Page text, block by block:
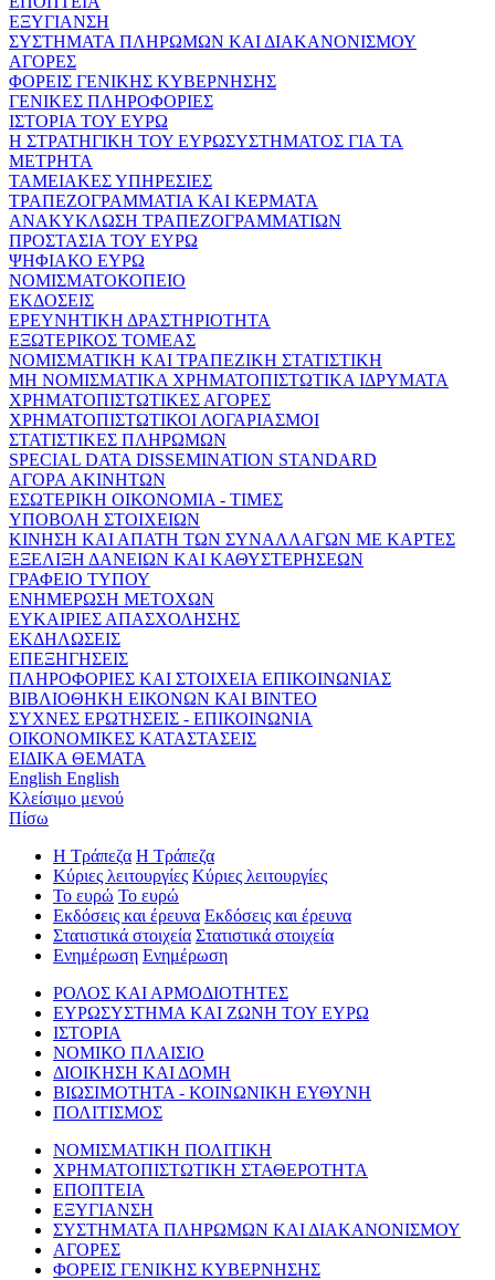
ΕΞΥΓΙΑΝΣΗ
ΣΥΣΤΗΜΑΤΑ ΠΛΗΡΩΜΩΝ ΚΑΙ ΔΙΑΚΑΝΟΝΙΣΜΟΥ
ΑΓΟΡΕΣ
ΦΟΡΕΙΣ ΓΕΝΙΚΗΣ ΚΥΒΕΡΝΗΣΗΣ
ΓΕΝΙΚΕΣ ΠΛΗΡΟΦΟΡΙΕΣ
ΙΣΤΟΡΙΑ ΤΟΥ ΕΥΡΩ
Η ΣΤΡΑΤΗΓΙΚΗ ΤΟΥ ΕΥΡΩΣΥΣΤΗΜΑΤΟΣ ΓΙΑ ΤΑ
ΜΕΤΡΗΤΑ
ΤΑΜΕΙΑΚΕΣ ΥΠΗΡΕΣΙΕΣ
ΤΡΑΠΕΖΟΓΡΑΜΜΑΤΙΑ ΚΑΙ ΚΕΡΜΑΤΑ
ΑΝΑΚΥΚΛΩΣΗ ΤΡΑΠΕΖΟΓΡΑΜΜΑΤΙΩΝ
ΠΡΟΣΤΑΣΙΑ ΤΟΥ ΕΥΡΩ
ΨΗΦΙΑΚΟ ΕΥΡΩ
ΝΟΜΙΣΜΑΤΟΚΟΠΕΙΟ
ΕΚΔΟΣΕΙΣ
ΕΡΕΥΝΗΤΙΚΗ ΔΡΑΣΤΗΡΙΟΤΗΤΑ
ΕΞΩΤΕΡΙΚΟΣ ΤΟΜΕΑΣ
ΝΟΜΙΣΜΑΤΙΚΗ ΚΑΙ ΤΡΑΠΕΖΙΚΗ ΣΤΑΤΙΣΤΙΚΗ
ΜΗ ΝΟΜΙΣΜΑΤΙΚΑ ΧΡΗΜΑΤΟΠΙΣΤΩΤΙΚΑ ΙΔΡΥΜΑΤΑ
ΧΡΗΜΑΤΟΠΙΣΤΩΤΙΚΕΣ ΑΓΟΡΕΣ
ΧΡΗΜΑΤΟΠΙΣΤΩΤΙΚΟΙ ΛΟΓΑΡΙΑΣΜΟΙ
ΣΤΑΤΙΣΤΙΚΕΣ ΠΛΗΡΩΜΩΝ
SPECIAL DATA DISSEMINATION STANDARD
ΑΓΟΡΑ ΑΚΙΝΗΤΩΝ
ΕΣΩΤΕΡΙΚΗ ΟΙΚΟΝΟΜΙΑ - ΤΙΜΕΣ
ΥΠΟΒΟΛΗ ΣΤΟΙΧΕΙΩΝ
ΚΙΝΗΣΗ ΚΑΙ ΑΠΑΤΗ ΤΩΝ ΣΥΝΑΛΛΑΓΩΝ ΜΕ ΚΑΡΤΕΣ
ΕΞΕΛΙΞΗ ΔΑΝΕΙΩΝ ΚΑΙ ΚΑΘΥΣΤΕΡΗΣΕΩΝ
ΓΡΑΦΕΙΟ ΤΥΠΟΥ
ΕΝΗΜΕΡΩΣΗ ΜΕΤΟΧΩΝ
ΕΥΚΑΙΡΙΕΣ ΑΠΑΣΧΟΛΗΣΗΣ
ΕΚΔΗΛΩΣΕΙΣ
ΕΠΕΞΗΓΗΣΕΙΣ
ΠΛΗΡΟΦΟΡΙΕΣ ΚΑΙ ΣΤΟΙΧΕΙΑ ΕΠΙΚΟΙΝΩΝΙΑΣ
ΒΙΒΛΙΟΘΗΚΗ ΕΙΚΟΝΩΝ ΚΑΙ ΒΙΝΤΕΟ
ΣΥΧΝΕΣ ΕΡΩΤΗΣΕΙΣ - ΕΠΙΚΟΙΝΩΝΙΑ
ΟΙΚΟΝΟΜΙΚΕΣ ΚΑΤΑΣΤΑΣΕΙΣ
ΕΙΔΙΚΑ ΘΕΜΑΤΑ
English English
Κλείσιμο μενού
Πίσω
Η Τράπεζα Η Τράπεζα
Κύριες λειτουργίες Κύριες λειτουργίες
Το ευρώ Το ευρώ
Εκδόσεις και έρευνα Εκδόσεις και έρευνα
Στατιστικά στοιχεία Στατιστικά στοιχεία
Ενημέρωση Ενημέρωση
ΡΟΛΟΣ ΚΑΙ ΑΡΜΟΔΙΟΤΗΤΕΣ
ΕΥΡΩΣΥΣΤΗΜΑ ΚΑΙ ΖΩΝΗ ΤΟΥ ΕΥΡΩ
ΙΣΤΟΡΙΑ
ΝΟΜΙΚΟ ΠΛΑΙΣΙΟ
ΔΙΟΙΚΗΣΗ ΚΑΙ ΔΟΜΗ
ΒΙΩΣΙΜΟΤΗΤΑ - ΚΟΙΝΩΝΙΚΗ ΕΥΘΥΝΗ
ΠΟΛΙΤΙΣΜΟΣ
ΝΟΜΙΣΜΑΤΙΚΗ ΠΟΛΙΤΙΚΗ
ΧΡΗΜΑΤΟΠΙΣΤΩΤΙΚΗ ΣΤΑΘΕΡΟΤΗΤΑ
ΕΠΟΠΤΕΙΑ
ΕΞΥΓΙΑΝΣΗ
ΣΥΣΤΗΜΑΤΑ ΠΛΗΡΩΜΩΝ ΚΑΙ ΔΙΑΚΑΝΟΝΙΣΜΟΥ
ΑΓΟΡΕΣ
ΦΟΡΕΙΣ ΓΕΝΙΚΗΣ ΚΥΒΕΡΝΗΣΗΣ